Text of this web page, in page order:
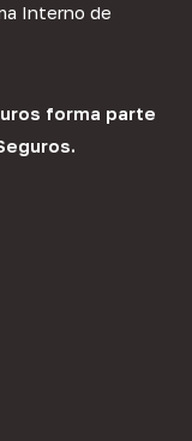
Interno de
forma parte
.